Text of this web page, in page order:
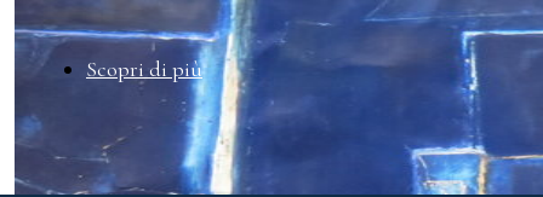
Scopri di più